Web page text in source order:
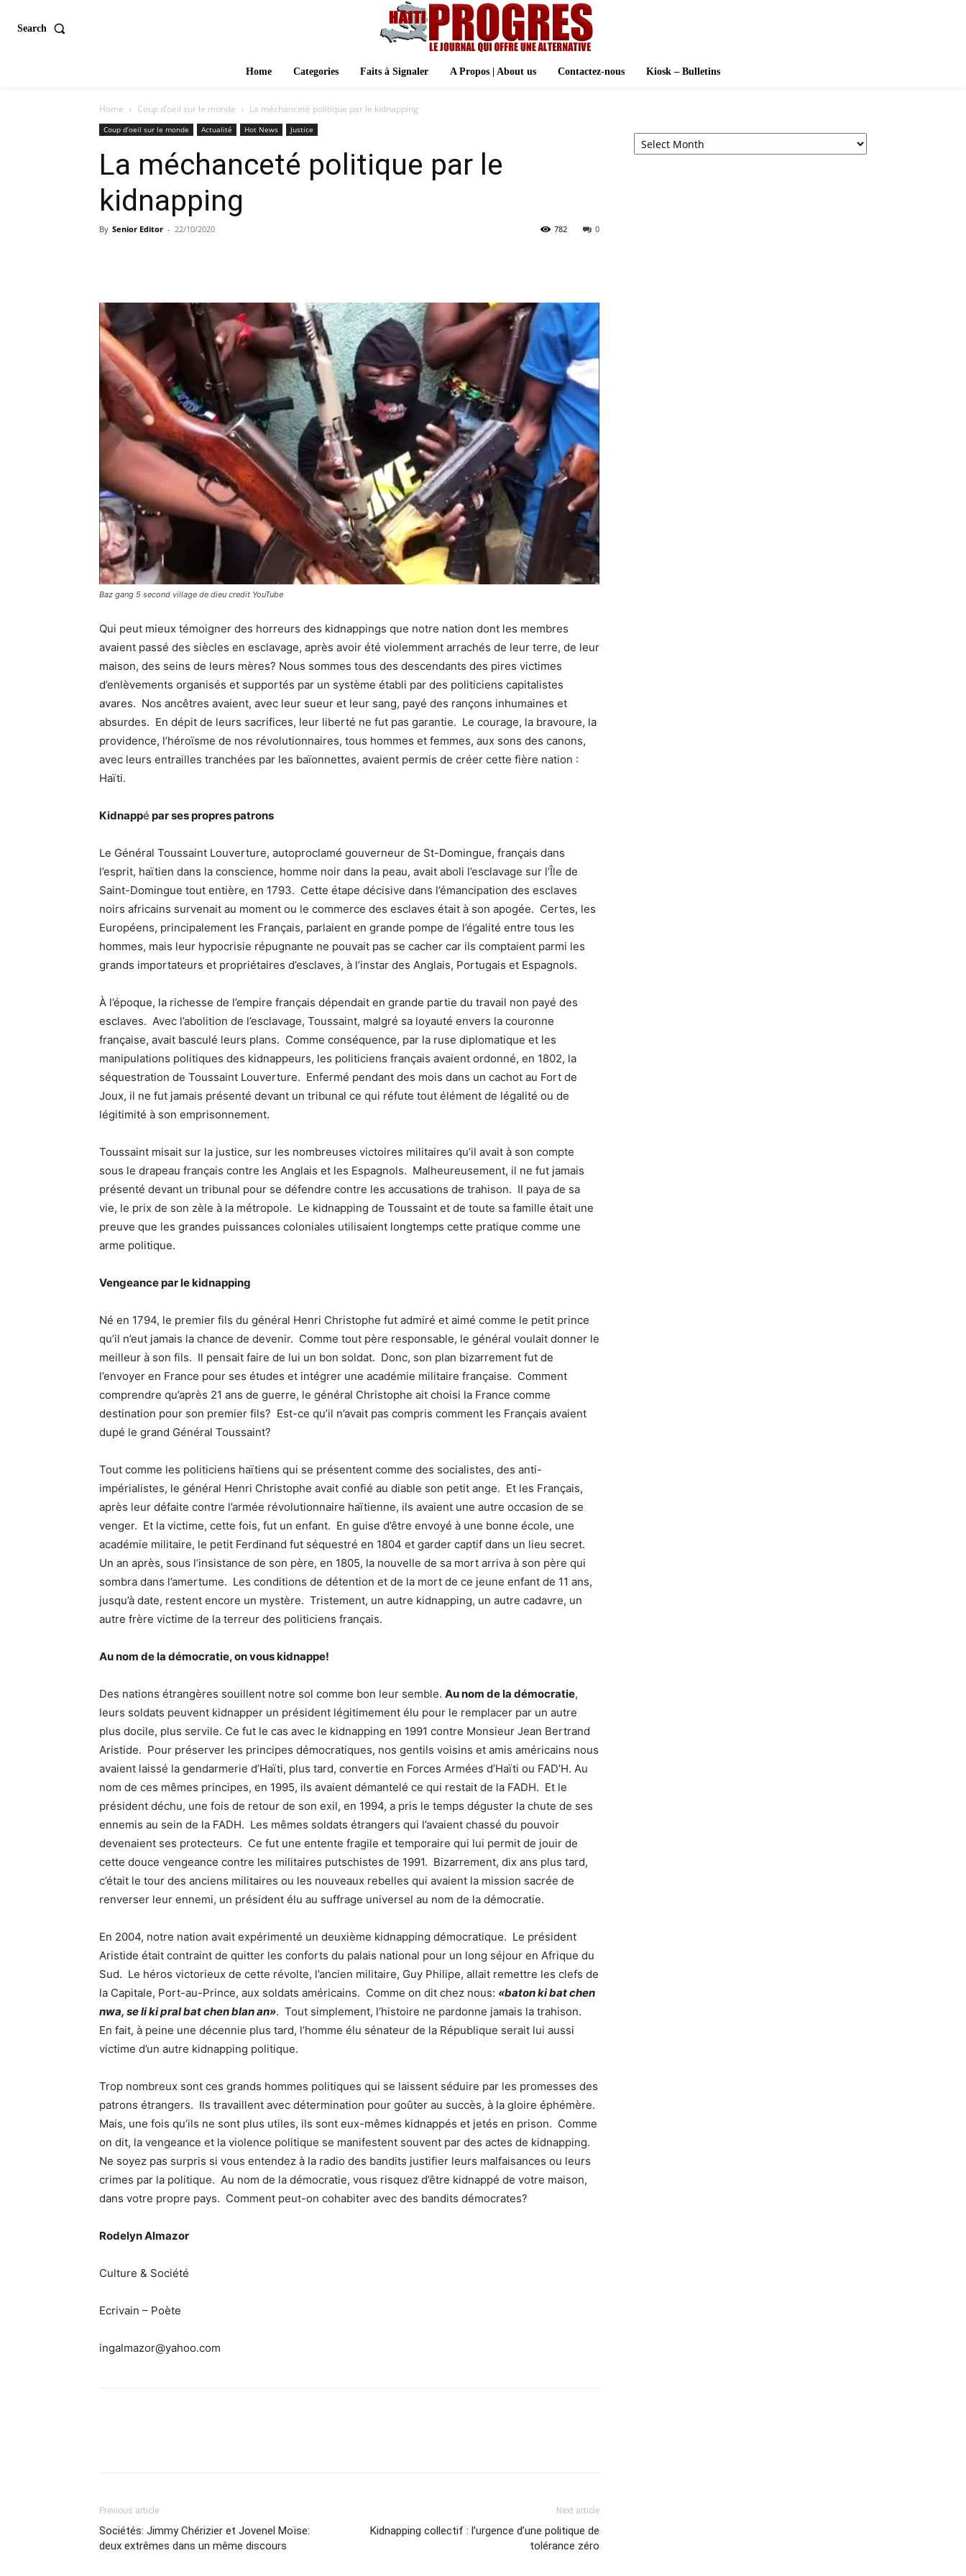
Search
Home Categories Faits à Signaler A Propos | About us Contactez-nous Kiosk – Bulletins
Home Coup d’oeil sur le monde La méchanceté politique par le kidnapping
Coup d’oeil sur le monde Actualité Hot News Justice
La méchanceté politique par le
kidnapping
By Senior Editor - 22/10/2020 0
782
Baz gang 5 second village de dieu credit YouTube
Qui peut mieux témoigner des horreurs des kidnappings que notre nation dont les membres
avaient passé des siècles en esclavage, après avoir été violemment arrachés de leur terre, de leur
maison, des seins de leurs mères? Nous sommes tous des descendants des pires victimes
d’enlèvements organisés et supportés par un système établi par des politiciens capitalistes
avares. Nos ancêtres avaient, avec leur sueur et leur sang, payé des rançons inhumaines et
absurdes. En dépit de leurs sacrifices, leur liberté ne fut pas garantie. Le courage, la bravoure, la
providence, l’héroïsme de nos révolutionnaires, tous hommes et femmes, aux sons des canons,
avec leurs entrailles tranchées par les baïonnettes, avaient permis de créer cette fière nation :
Haïti.
Kidnappé par ses propres patrons
Le Général Toussaint Louverture, autoproclamé gouverneur de St-Domingue, français dans
l’esprit, haïtien dans la conscience, homme noir dans la peau, avait aboli l’esclavage sur l’Île de
Saint-Domingue tout entière, en 1793. Cette étape décisive dans l’émancipation des esclaves
noirs africains survenait au moment ou le commerce des esclaves était à son apogée. Certes, les
Européens, principalement les Français, parlaient en grande pompe de l’égalité entre tous les
hommes, mais leur hypocrisie répugnante ne pouvait pas se cacher car ils comptaient parmi les
grands importateurs et propriétaires d’esclaves, à l’instar des Anglais, Portugais et Espagnols.
À l’époque, la richesse de l’empire français dépendait en grande partie du travail non payé des
esclaves. Avec l’abolition de l’esclavage, Toussaint, malgré sa loyauté envers la couronne
française, avait basculé leurs plans. Comme conséquence, par la ruse diplomatique et les
manipulations politiques des kidnappeurs, les politiciens français avaient ordonné, en 1802, la
séquestration de Toussaint Louverture. Enfermé pendant des mois dans un cachot au Fort de
Joux, il ne fut jamais présenté devant un tribunal ce qui réfute tout élément de légalité ou de
légitimité à son emprisonnement.
Toussaint misait sur la justice, sur les nombreuses victoires militaires qu’il avait à son compte
sous le drapeau français contre les Anglais et les Espagnols. Malheureusement, il ne fut jamais
présenté devant un tribunal pour se défendre contre les accusations de trahison. Il paya de sa
vie, le prix de son zèle à la métropole. Le kidnapping de Toussaint et de toute sa famille était une
preuve que les grandes puissances coloniales utilisaient longtemps cette pratique comme une
arme politique.
Vengeance par le kidnapping
Né en 1794, le premier fils du général Henri Christophe fut admiré et aimé comme le petit prince
qu’il n’eut jamais la chance de devenir. Comme tout père responsable, le général voulait donner le
meilleur à son fils. Il pensait faire de lui un bon soldat. Donc, son plan bizarrement fut de
l’envoyer en France pour ses études et intégrer une académie militaire française. Comment
comprendre qu’après 21 ans de guerre, le général Christophe ait choisi la France comme
destination pour son premier fils? Est-ce qu’il n’avait pas compris comment les Français avaient
dupé le grand Général Toussaint?
Tout comme les politiciens haïtiens qui se présentent comme des socialistes, des anti-
impérialistes, le général Henri Christophe avait confié au diable son petit ange. Et les Français,
après leur défaite contre l’armée révolutionnaire haïtienne, ils avaient une autre occasion de se
venger. Et la victime, cette fois, fut un enfant. En guise d’être envoyé à une bonne école, une
académie militaire, le petit Ferdinand fut séquestré en 1804 et garder captif dans un lieu secret.
Un an après, sous l’insistance de son père, en 1805, la nouvelle de sa mort arriva à son père qui
sombra dans l’amertume. Les conditions de détention et de la mort de ce jeune enfant de 11 ans,
jusqu’à date, restent encore un mystère. Tristement, un autre kidnapping, un autre cadavre, un
autre frère victime de la terreur des politiciens français.
Au nom de la démocratie, on vous kidnappe!
Des nations étrangères souillent notre sol comme bon leur semble. Au nom de la démocratie,
leurs soldats peuvent kidnapper un président légitimement élu pour le remplacer par un autre
plus docile, plus servile. Ce fut le cas avec le kidnapping en 1991 contre Monsieur Jean Bertrand
Aristide. Pour préserver les principes démocratiques, nos gentils voisins et amis américains nous
avaient laissé la gendarmerie d’Haïti, plus tard, convertie en Forces Armées d’Haïti ou FAD’H. Au
nom de ces mêmes principes, en 1995, ils avaient démantelé ce qui restait de la FADH. Et le
président déchu, une fois de retour de son exil, en 1994, a pris le temps déguster la chute de ses
ennemis au sein de la FADH. Les mêmes soldats étrangers qui l’avaient chassé du pouvoir
devenaient ses protecteurs. Ce fut une entente fragile et temporaire qui lui permit de jouir de
cette douce vengeance contre les militaires putschistes de 1991. Bizarrement, dix ans plus tard,
c’était le tour des anciens militaires ou les nouveaux rebelles qui avaient la mission sacrée de
renverser leur ennemi, un président élu au suffrage universel au nom de la démocratie.
En 2004, notre nation avait expérimenté un deuxième kidnapping démocratique. Le président
Aristide était contraint de quitter les conforts du palais national pour un long séjour en Afrique du
Sud. Le héros victorieux de cette révolte, l’ancien militaire, Guy Philipe, allait remettre les clefs de
la Capitale, Port-au-Prince, aux soldats américains. Comme on dit chez nous: «baton ki bat chen
nwa, se li ki pral bat chen blan an». Tout simplement, l’histoire ne pardonne jamais la trahison.
En fait, à peine une décennie plus tard, l’homme élu sénateur de la République serait lui aussi
victime d’un autre kidnapping politique.
Trop nombreux sont ces grands hommes politiques qui se laissent séduire par les promesses des
patrons étrangers. Ils travaillent avec détermination pour goûter au succès, à la gloire éphémère.
Mais, une fois qu’ils ne sont plus utiles, ils sont eux-mêmes kidnappés et jetés en prison. Comme
on dit, la vengeance et la violence politique se manifestent souvent par des actes de kidnapping.
Ne soyez pas surpris si vous entendez à la radio des bandits justifier leurs malfaisances ou leurs
crimes par la politique. Au nom de la démocratie, vous risquez d’être kidnappé de votre maison,
dans votre propre pays. Comment peut-on cohabiter avec des bandits démocrates?
Rodelyn Almazor
Culture & Société
Ecrivain – Poète
ingalmazor@yahoo.com
Previous article
Sociétés: Jimmy Chérizier et Jovenel Moïse:
deux extrêmes dans un même discours
Next article
Kidnapping collectif : l’urgence d’une politique de
tolérance zéro
Archives